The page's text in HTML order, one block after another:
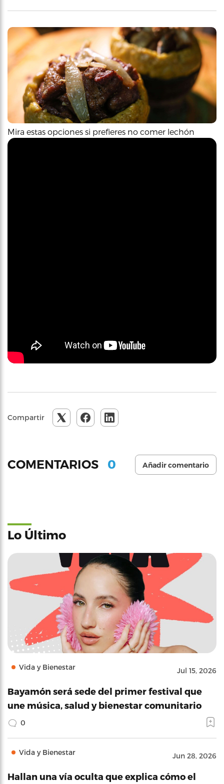
Mira estas opciones si prefieres no comer lechón
Compartir
COMENTARIOS 0 Añadir comentario
Lo Último
Vida y Bienestar Jul 15, 2026
Bayamón será sede del primer festival que
une música, salud y bienestar comunitario
0
Vida y Bienestar Jun 28, 2026
Hallan una vía oculta que explica cómo el